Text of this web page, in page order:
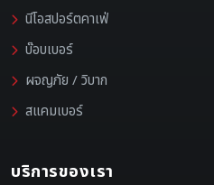
นีโอสปอร์ตคาเฟ่
บ๊อบเบอร์
ผจญภัย / วิบาก
สแคมเบอร์
บริการของเรา